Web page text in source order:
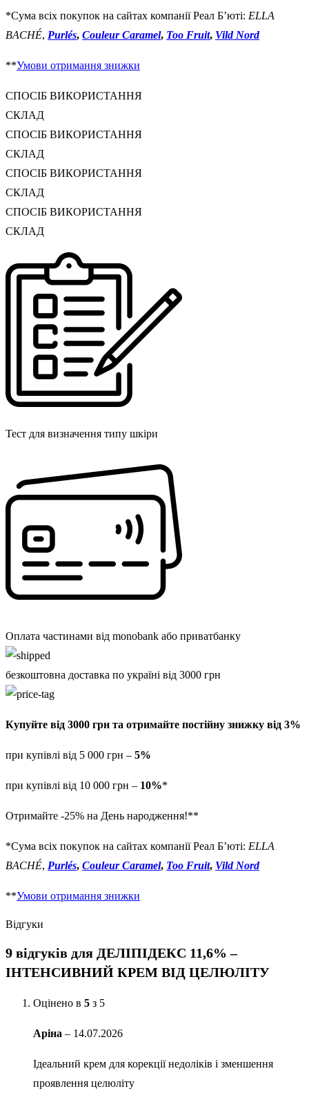
*Сума всіх покупок на сайтах компанії Реал Б’юті: ELLA
BACHÉ, Purlés, Couleur Caramel, Too Fruit, Vild Nord
**Умови отримання знижки
СПОСІБ ВИКОРИСТАННЯ
СКЛАД
СПОСІБ ВИКОРИСТАННЯ
СКЛАД
СПОСІБ ВИКОРИСТАННЯ
СКЛАД
СПОСІБ ВИКОРИСТАННЯ
СКЛАД
Тест для визначення типу шкіри
Оплата частинами від monobank або приватбанку
безкоштовна доставка по україні від 3000 грн
Купуйте від 3000 грн та отримайте постійну знижку від 3%
при купівлі від 5 000 грн – 5%
при купівлі від 10 000 грн – 10%*
Отримайте -25% на День народження!**
*Сума всіх покупок на сайтах компанії Реал Б’юті: ELLA
BACHÉ, Purlés, Couleur Caramel, Too Fruit, Vild Nord
**Умови отримання знижки
Відгуки
9 відгуків для ДЕЛІПІДЕКС 11,6% ‒
ІНТЕНСИВНИЙ КРЕМ ВІД ЦЕЛЮЛІТУ
Оцінено в 5 з 5
Аріна – 14.07.2026
Ідеальний крем для корекції недоліків і зменшення
проявлення целюліту